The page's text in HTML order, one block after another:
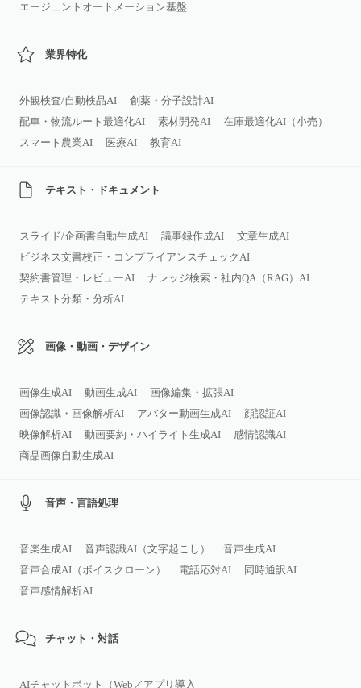
エージェントオートメーション基盤
業界特化
外観検査/自動検品AI
創薬・分子設計AI
配車・物流ルート最適化AI
素材開発AI
在庫最適化AI（小売）
スマート農業AI
医療AI 教育AI
テキスト・ドキュメント
スライド/企画書自動生成AI 議事録作成AI
文章生成AI
ビジネス文書校正・コンプライアンスチェックAI
契約書管理・レビューAI
ナレッジ検索・社内QA（RAG）AI
テキスト分類・分析AI
画像・動画・デザイン
画像生成AI 動画生成AI
画像編集・拡張AI
画像認識・画像解析AI
アバター動画生成AI
顔認証AI
映像解析AI
動画要約・ハイライト生成AI
感情認識AI
商品画像自動生成AI
音声・言語処理
音楽生成AI 音声認識AI（文字起こし）
音声生成AI
音声合成AI（ボイスクローン）
電話応対AI
同時通訳AI
音声感情解析AI
チャット・対話
AIチャットボット（Web／アプリ導入